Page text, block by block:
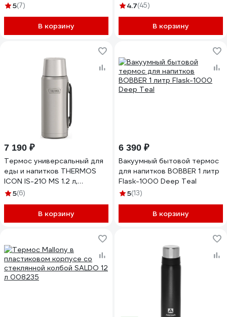
5(7)
В корзину
4.7(45)
В корзину
7 190 ₽
Термос универсальный для
еды и напитков THERMOS
ICON IS-210 MS 1.2 л,
стальной 563231
5(6)
В корзину
6 390 ₽
Вакуумный бытовой термос
для напитков BOBBER 1 литр
Flask-1000 Deep Teal
5(13)
В корзину